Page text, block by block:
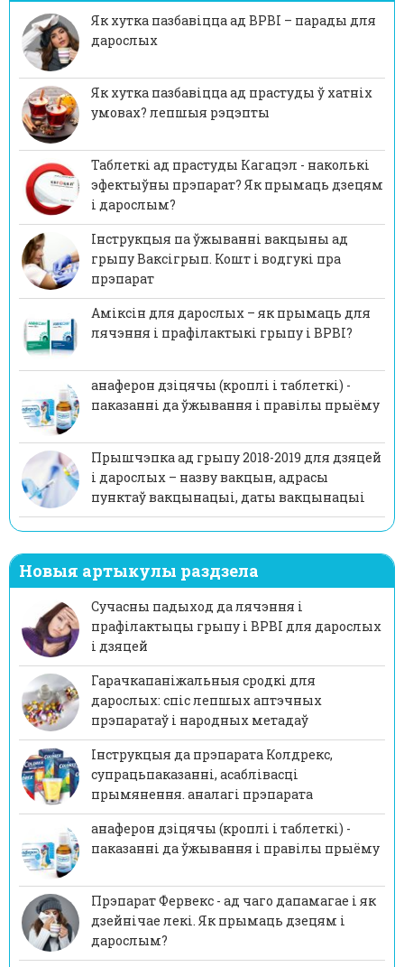
Як хутка пазбавіцца ад ВРВІ – парады для
дарослых
Як хутка пазбавіцца ад прастуды ў хатніх
умовах? лепшыя рэцэпты
Таблеткі ад прастуды Кагацэл - наколькі
эфектыўны прэпарат? Як прымаць дзецям
і дарослым?
Інструкцыя па ўжыванні вакцыны ад
грыпу Ваксігрып. Кошт і водгукі пра
прэпарат
Аміксін для дарослых – як прымаць для
лячэння і прафілактыкі грыпу і ВРВІ?
анаферон дзіцячы (кроплі і таблеткі) -
паказанні да ўжывання і правілы прыёму
Прышчэпка ад грыпу 2018-2019 для дзяцей
і дарослых – назву вакцын, адрасы
пунктаў вакцынацыі, даты вакцынацыі
Новыя артыкулы раздзела
Сучасны падыход да лячэння і
прафілактыцы грыпу і ВРВІ для дарослых
і дзяцей
Гарачкапаніжальныя сродкі для
дарослых: спіс лепшых аптэчных
прэпаратаў і народных метадаў
Інструкцыя да прэпарата Колдрекс,
супрацьпаказанні, асаблівасці
прымянення. аналагі прэпарата
анаферон дзіцячы (кроплі і таблеткі) -
паказанні да ўжывання і правілы прыёму
Прэпарат Фервекс - ад чаго дапамагае і як
дзейнічае лекі. Як прымаць дзецям і
дарослым?